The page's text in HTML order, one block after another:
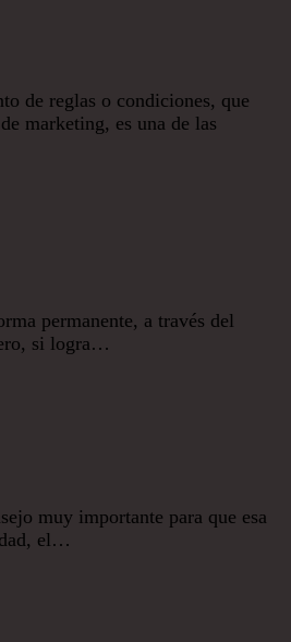
de reglas o condiciones, que
marketing, es una de las
permanente, a través del
si logra…
muy importante para que esa
el…